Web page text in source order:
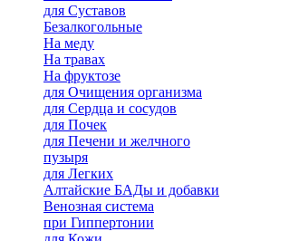
для Суставов
Безалкогольные
На меду
На травах
На фруктозе
для Очищения организма
для Сердца и сосудов
для Почек
для Печени и желчного
пузыря
для Легких
Алтайские БАДы и добавки
Венозная система
при Гиппертонии